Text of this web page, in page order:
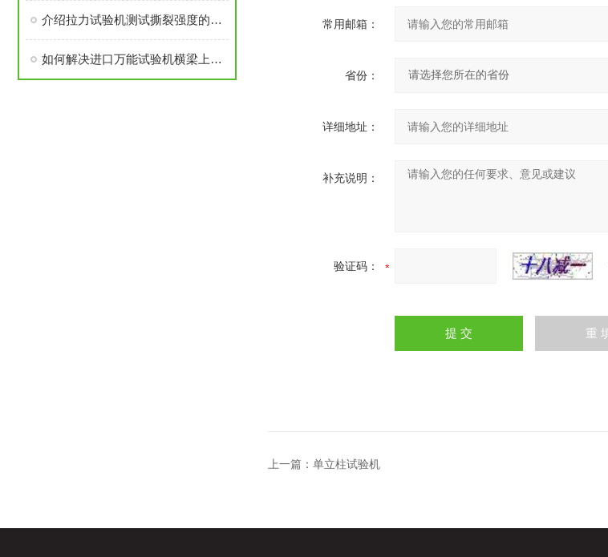
常用邮箱：
省份：
详细地址：
补充说明：
验证码：
上一篇： 单立柱试验机
介绍拉力试验机测试撕裂强度的方法
如何解决进口万能试验机横梁上限位开关的故障问题